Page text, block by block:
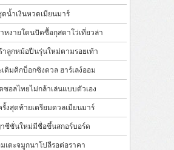
น้ำเงินหวดเมียนมาร์
หงายโดนปัดซื้อกุสตาโว่เที่ยวล่า
ร้าลูกหม้อปืนรุ่นใหม่ตามรอยเท้า
ดิมคิกบ็อกซิงดวล ฮาร์เลง์ออม
อลไทยไม่กล้าเล่นแบบตัวเอง
งสุดท้ายเตรียมดวลเมียนมาร์
ซีซั่นใหม่มีชื่อขึ้นสกอร์บอร์ด
เตะจมูกนาโปลีรอต่อราคา